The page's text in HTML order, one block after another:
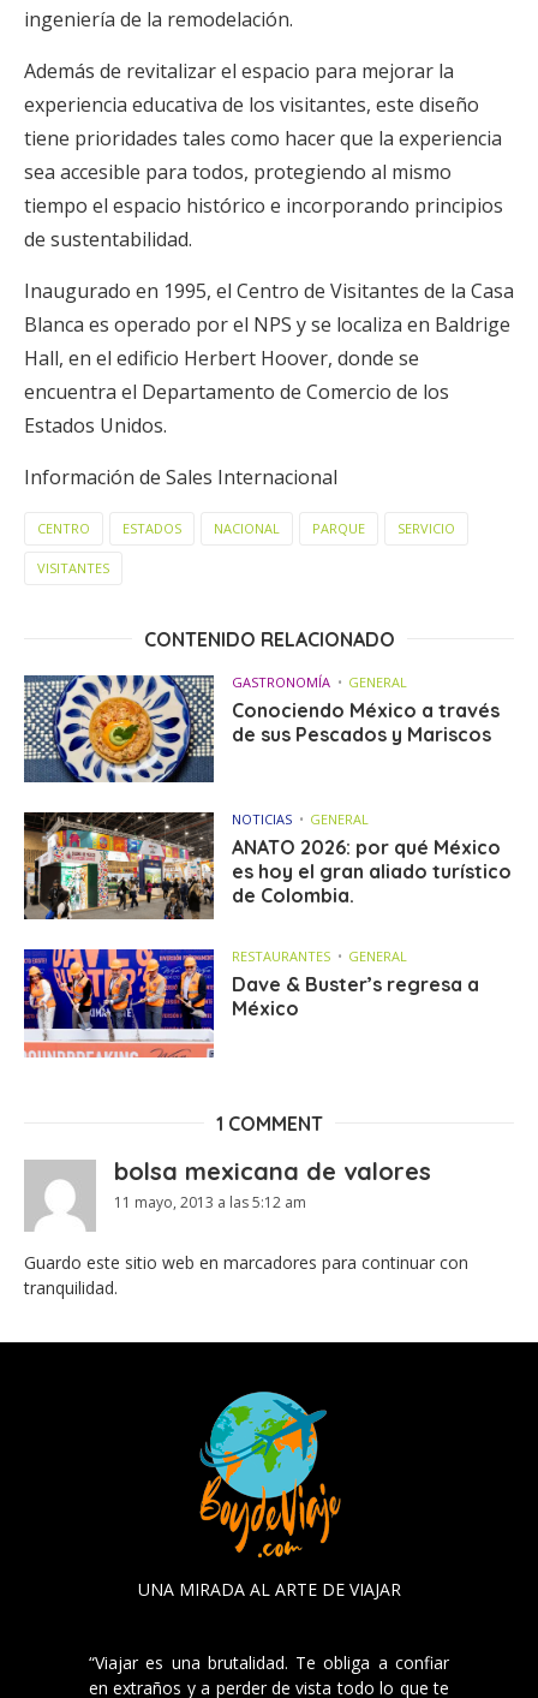
ingeniería de la remodelación.
Además de revitalizar el espacio para mejorar la
experiencia educativa de los visitantes, este diseño
tiene prioridades tales como hacer que la experiencia
sea accesible para todos, protegiendo al mismo
tiempo el espacio histórico e incorporando principios
de sustentabilidad.
Inaugurado en 1995, el Centro de Visitantes de la Casa
Blanca es operado por el NPS y se localiza en Baldrige
Hall, en el edificio Herbert Hoover, donde se
encuentra el Departamento de Comercio de los
Estados Unidos.
Información de Sales Internacional
CENTRO ESTADOS NACIONAL PARQUE SERVICIO
VISITANTES
CONTENIDO RELACIONADO
GASTRONOMÍA GENERAL
Conociendo México a través
de sus Pescados y Mariscos
NOTICIAS GENERAL
ANATO 2026: por qué México
es hoy el gran aliado turístico
de Colombia.
RESTAURANTES GENERAL
Dave & Buster’s regresa a
México
1 COMMENT
bolsa mexicana de valores
11 mayo, 2013 a las 5:12 am
Guardo este sitio web en marcadores para continuar con
tranquilidad.
UNA MIRADA AL ARTE DE VIAJAR
“Viajar es una brutalidad. Te obliga a confiar
en extraños y a perder de vista todo lo que te